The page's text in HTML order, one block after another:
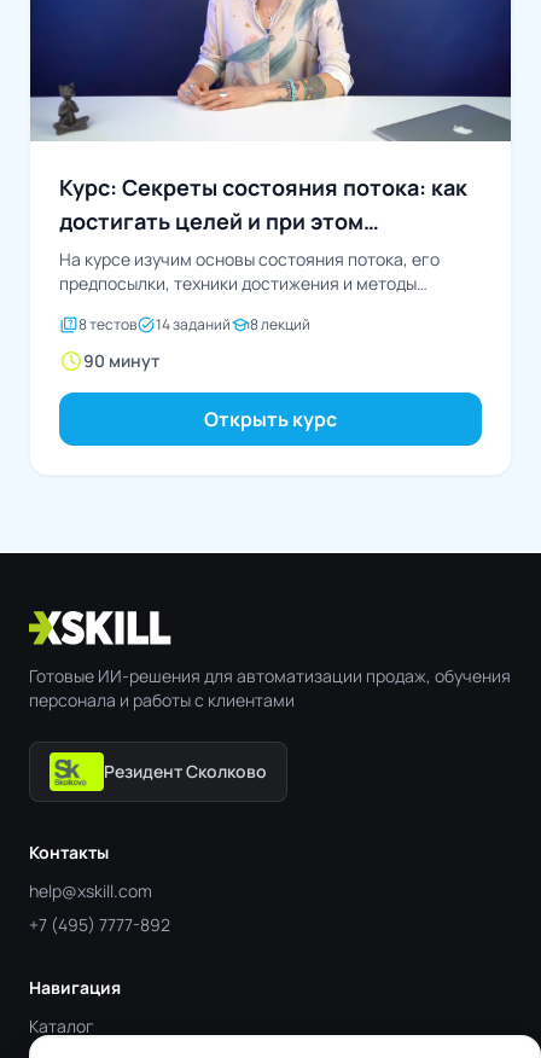
Курс: Секреты состояния потока: как
достигать целей и при этом
оставаться наполненным
На курсе изучим основы состояния потока, его
предпосылки, техники достижения и методы
quiz8 тестовtask_alt14 заданийschool8 лекций
schedule90 минут
Открыть курс
Готовые ИИ-решения для автоматизации продаж, обучения
персонала и работы с клиентами
Резидент Сколково
Контакты
help@xskill.com
+7 (495) 7777-892
Навигация
Каталог